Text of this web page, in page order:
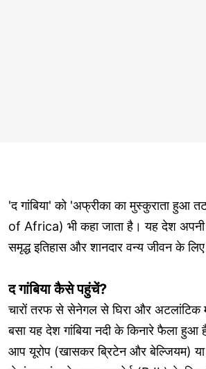
'द गांबिया' को 'अफ्रीका का मुस्कुराता
of Africa) भी कहा जाता है। यह देश
समृद्ध इतिहास और शानदार वन्य जीवन के
द गांबिया कैसे पहुंचें?
चारों तरफ से सेनेगल से घिरा और अटलांटिक
बसा यह देश गांबिया नदी के किनारे फैला
आप यूरोप (खासकर ब्रिटेन और बेल्जियम)